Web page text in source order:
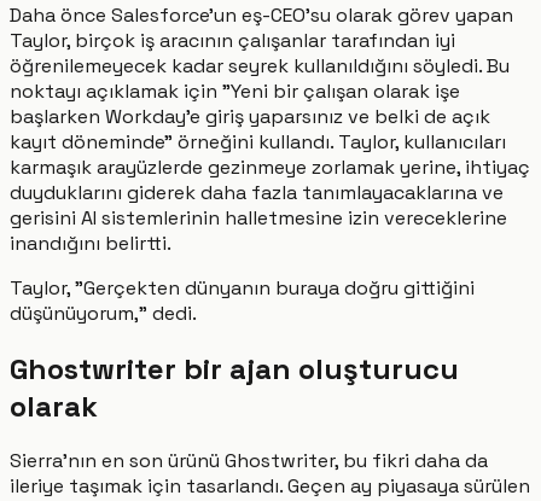
Daha önce Salesforce'un eş-CEO'su olarak görev yapan
Taylor, birçok iş aracının çalışanlar tarafından iyi
öğrenilemeyecek kadar seyrek kullanıldığını söyledi. Bu
noktayı açıklamak için "Yeni bir çalışan olarak işe
başlarken Workday'e giriş yaparsınız ve belki de açık
kayıt döneminde" örneğini kullandı. Taylor, kullanıcıları
karmaşık arayüzlerde gezinmeye zorlamak yerine, ihtiyaç
duyduklarını giderek daha fazla tanımlayacaklarına ve
gerisini AI sistemlerinin halletmesine izin vereceklerine
inandığını belirtti.
Taylor, "Gerçekten dünyanın buraya doğru gittiğini
düşünüyorum," dedi.
Ghostwriter bir ajan oluşturucu
olarak
Sierra'nın en son ürünü Ghostwriter, bu fikri daha da
ileriye taşımak için tasarlandı. Geçen ay piyasaya sürülen